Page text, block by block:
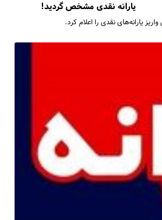
یارانه نقدی مشخص گردید!
یارانه‌های نقدی را اعلام کرد.